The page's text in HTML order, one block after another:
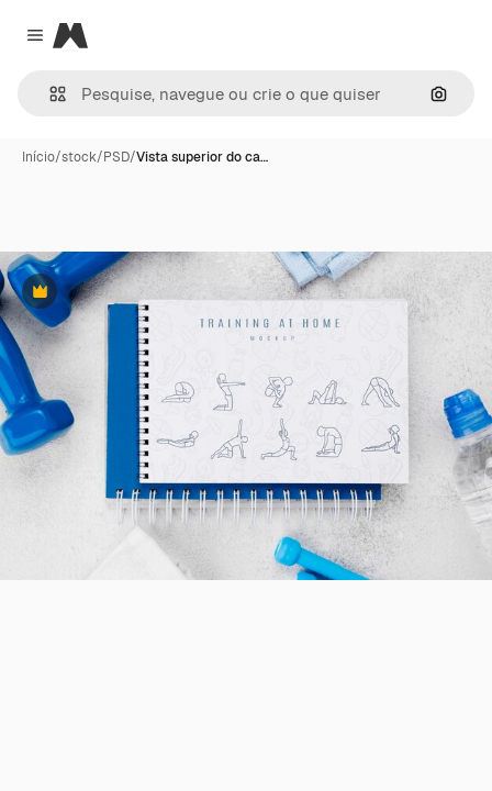
Close menu
Magnific
Início/stock/PSD/Vista superior do ca…
Premium